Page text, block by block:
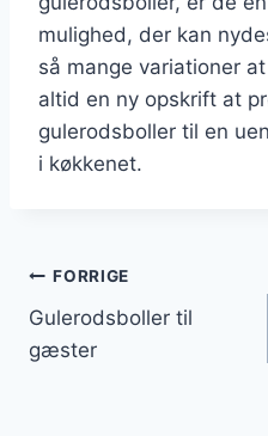
mulighed, der kan
så mange variationer
altid en ny opskrift at
gulerodsboller til en
i køkkenet.
FORRIGE
Gulerodsboller til
gæster